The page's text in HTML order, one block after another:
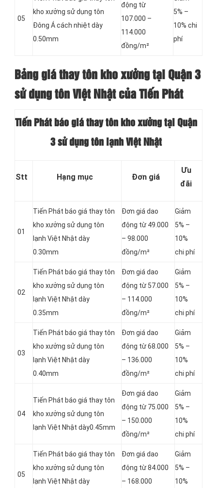
05
kho xưởng sử dụng tôn
Đông Á cách nhiệt dày
0.50mm
động từ
107.000 –
114.000
đồng/m²
5% –
10% chi
phí
Bảng giá thay tôn kho xưởng tại Quận 3
sử dụng tôn Việt Nhật của Tiến Phát
Tiến Phát báo giá thay tôn kho xưởng tại Quận
3 sử dụng tôn lạnh Việt Nhật
Stt Hạng mục Đơn giá
Ưu
đãi
01
Tiến Phát báo giá thay tôn
kho xưởng sử dụng tôn
lạnh Việt Nhật dày
0.30mm
Đơn giá dao
động từ 49.000
– 98.000
đồng/m²
Giảm
5% –
10%
chi phí
02
Tiến Phát báo giá thay tôn
kho xưởng sử dụng tôn
lạnh Việt Nhật dày
0.35mm
Đơn giá dao
động từ 57.000
– 114.000
đồng/m²
Giảm
5% –
10%
chi phí
03
Tiến Phát báo giá thay tôn
kho xưởng sử dụng tôn
lạnh Việt Nhật dày
0.40mm
Đơn giá dao
động từ 68.000
– 136.000
đồng/m²
Giảm
5% –
10%
chi phí
04
Tiến Phát báo giá thay tôn
kho xưởng sử dụng tôn
lạnh Việt Nhật dày0.45mm
Đơn giá dao
động từ 75.000
– 150.000
đồng/m²
Giảm
5% –
10%
chi phí
05
Tiến Phát báo giá thay tôn
kho xưởng sử dụng tôn
lạnh Việt Nhật dày
Đơn giá dao
động từ 84.000
– 168.000
Giảm
5% –
10%